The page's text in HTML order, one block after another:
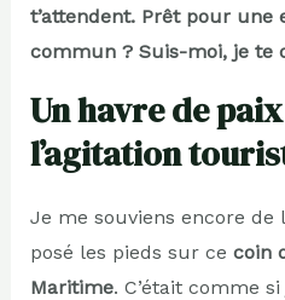
t’attendent. Prêt pour une
commun ? Suis-moi, je te
Un havre de
l’agitation
Je me souviens encore de
posé les pieds sur ce coin
Maritime. C’était comme